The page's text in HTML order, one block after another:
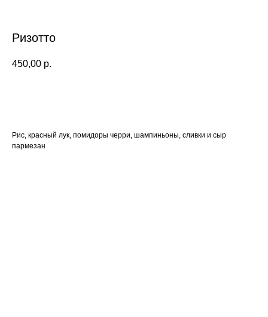
Ризотто
450,00 р.
Рис, красный лук, помидоры черри, шампиньоны, сливки и сыр
пармезан